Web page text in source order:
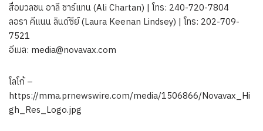
สื่อมวลชน อาลี ชาร์แทน (Ali Chartan) | โทร: 240-720-7804
ลอรา คีแนน ลินด์ซีย์ (Laura Keenan Lindsey) | โทร: 202-709-
7521
อีเมล: media@novavax.com
โลโก้ –
https://mma.prnewswire.com/media/1506866/Novavax_Hi
gh_Res_Logo.jpg